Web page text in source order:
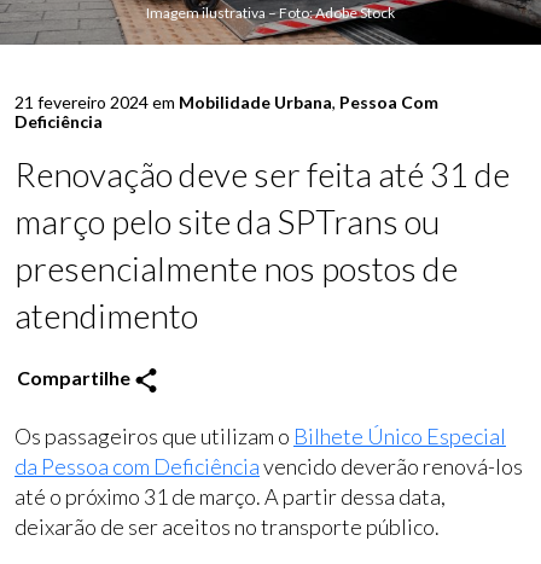
Imagem ilustrativa – Foto: Adobe Stock
21 fevereiro 2024 em Mobilidade Urbana, Pessoa Com
Deficiência
Renovação deve ser feita até 31 de
março pelo site da SPTrans ou
presencialmente nos postos de
atendimento
Compartilhe
Os passageiros que utilizam o Bilhete Único Especial
da Pessoa com Deficiênciavencido deverão renová-los
até o próximo 31 de março. A partir dessa data,
deixarão de ser aceitos no transporte público.